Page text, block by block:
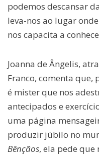
podemos descansar
leva-nos ao lugar
nos capacita a
Joanna de Ângelis,
Franco, comenta que,
é mister que nos
antecipados e
uma página
produzir júbilo no
Bênçãos, ela pede que